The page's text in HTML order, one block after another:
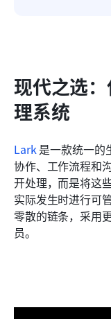
现代之选
理系统
Lark 是一款统一的
协作、工作流程和
开处理，而是将这
实际发生时进行可
零散的链条，采用
员。